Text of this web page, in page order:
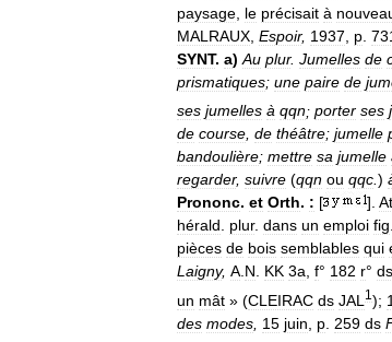
paysage le précisait à
MALRAUX Espoir, 1937 p
SYNT. a) Au plur. Jumelles de
prismatiques; une paire de
ses jumelles à qqn; porter ses
de course, de théâtre; jumelle
bandoulière; mettre sa jumelle
regarder, suivre (qqn ou qqc.)
Prononc. et Orth. : [ ].
hérald. plur. dans un emploi fig
pièces de bois semblables qui
Laigny, A.N. KK 3a, f° 182 r° ds
un mât » (CLEIRAC ds JAL 1 );
des modes 15 juin p 259 ds